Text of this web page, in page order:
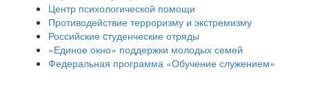
Центр психологической помощи
Противодействие терроризму и экстремизму
Российские cтуденческие отряды
«Единое окно» поддержки молодых семей
Федеральная программа «Обучение служением»